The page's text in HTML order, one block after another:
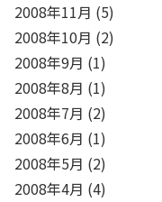
2008年11月 (5)
2008年10月 (2)
2008年9月 (1)
2008年8月 (1)
2008年7月 (2)
2008年6月 (1)
2008年5月 (2)
2008年4月 (4)